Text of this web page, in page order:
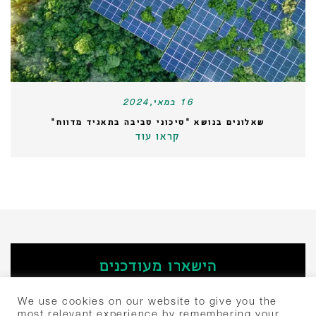
16 במאי,2024
שאלונים בנושא "סיכוני סביבה בתאגיד מדווח"
קראו עוד
הישארו מעודכנים
We use cookies on our website to give you the
most relevant experience by remembering your